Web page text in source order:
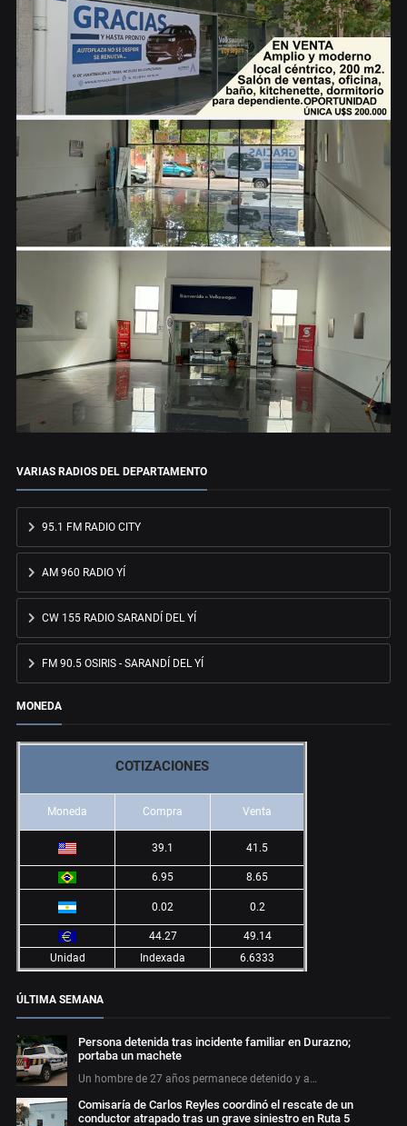
VARIAS RADIOS DEL DEPARTAMENTO
95.1 FM RADIO CITY
AM 960 RADIO YÍ
CW 155 RADIO SARANDÍ DEL YÍ
FM 90.5 OSIRIS - SARANDÍ DEL YÍ
MONEDA
COTIZACIONES
Moneda Compra Venta
39.1 41.5
6.95 8.65
0.02 0.2
44.27
49.14
Unidad
Indexada 6.6333
ÚLTIMA SEMANA
Persona detenida tras incidente familiar en Durazno;
portaba un machete
Un hombre de 27 años permanece detenido y a…
Comisaría de Carlos Reyles coordinó el rescate de un
conductor atrapado tras un grave siniestro en Ruta 5